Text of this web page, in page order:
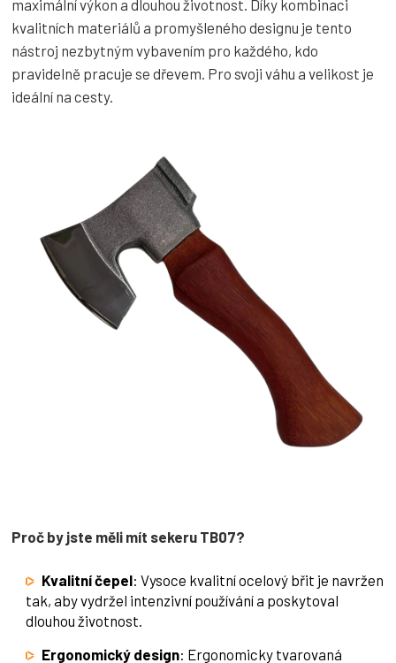
maximální výkon a dlouhou životnost. Díky kombinaci
kvalitních materiálů a promyšleného designu je tento
nástroj nezbytným vybavením pro každého, kdo
pravidelně pracuje se dřevem. Pro svoji váhu a velikost je
ideální na cesty.
Proč by jste měli mít sekeru TB07?
Kvalitní čepel: Vysoce kvalitní ocelový břit je navržen
tak, aby vydržel intenzivní používání a poskytoval
dlouhou životnost.
Ergonomický design: Ergonomicky tvarovaná